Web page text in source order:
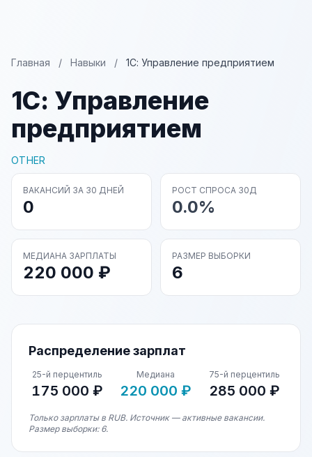
Главная / Навыки / 1С: Управление предприятием
1С: Управление
предприятием
OTHER
ВАКАНСИЙ ЗА 30 ДНЕЙ
0
РОСТ СПРОСА 30Д
0.0%
МЕДИАНА ЗАРПЛАТЫ
220 000 ₽
РАЗМЕР ВЫБОРКИ
6
Распределение зарплат
25-й перцентиль
175 000 ₽
Медиана
220 000 ₽
75-й перцентиль
285 000 ₽
Только зарплаты в RUB. Источник — активные вакансии.
Размер выборки: 6.